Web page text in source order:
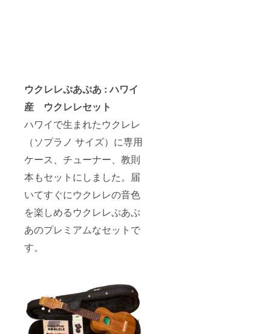
ウクレレぷあぷあ : ハワイ
産 ウクレレセット
ハワイで生まれたウクレレ
（ソプラノ サイズ）に専用
ケース、チューナー、教則
本もセットにしました。届
いてすぐにウクレレの音色
を楽しめるウクレレぷあぷ
あのプレミアムなセットで
す。